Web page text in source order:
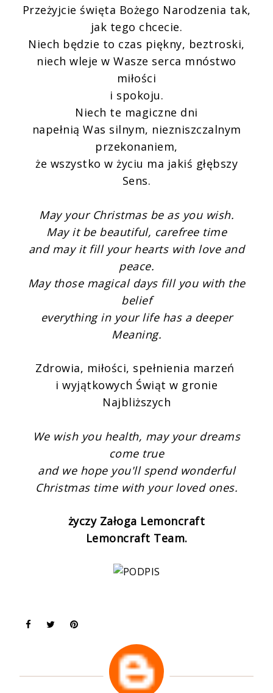
Przeżyjcie święta Bożego Narodzenia tak,
jak tego chcecie.
Niech będzie to czas piękny, beztroski,
niech wleje w Wasze serca mnóstwo
miłości
i spokoju.
Niech te magiczne dni
napełnią Was silnym, niezniszczalnym
przekonaniem,
że wszystko w życiu ma jakiś głębszy
Sens.
May your Christmas be as you wish.
May it be beautiful, carefree time
and may it fill your hearts with love and
peace.
May those magical days fill you with the
belief
everything in your life has a deeper
Meaning.
Zdrowia, miłości, spełnienia marzeń
i wyjątkowych Świąt w gronie
Najbliższych
We wish you health, may your dreams
come true
and we hope you'll spend wonderful
Christmas time with your loved ones.
życzy Załoga Lemoncraft
Lemoncraft Team.